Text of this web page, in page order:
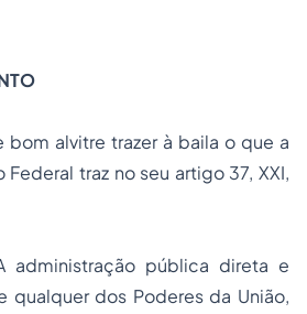
bom alvitre trazer à baila o que a
traz no seu artigo 37, XXI,
administração pública direta e
qualquer dos Poderes da União,